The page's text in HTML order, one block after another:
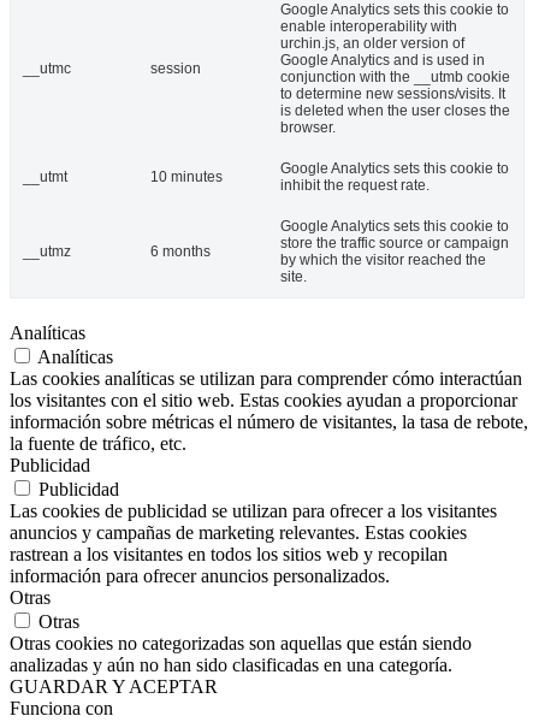
__utmc session
Google Analytics sets this cookie to
enable interoperability with
urchin.js, an older version of
Google Analytics and is used in
conjunction with the __utmb cookie
to determine new sessions/visits. It
is deleted when the user closes the
browser.
__utmt 10 minutes
Google Analytics sets this cookie to
inhibit the request rate.
__utmz 6 months
Google Analytics sets this cookie to
store the traffic source or campaign
by which the visitor reached the
site.
Analíticas
Analíticas
Las cookies analíticas se utilizan para comprender cómo interactúan
los visitantes con el sitio web. Estas cookies ayudan a proporcionar
información sobre métricas el número de visitantes, la tasa de rebote,
la fuente de tráfico, etc.
Publicidad
Publicidad
Las cookies de publicidad se utilizan para ofrecer a los visitantes
anuncios y campañas de marketing relevantes. Estas cookies
rastrean a los visitantes en todos los sitios web y recopilan
información para ofrecer anuncios personalizados.
Otras
Otras
Otras cookies no categorizadas son aquellas que están siendo
analizadas y aún no han sido clasificadas en una categoría.
GUARDAR Y ACEPTAR
Funciona con